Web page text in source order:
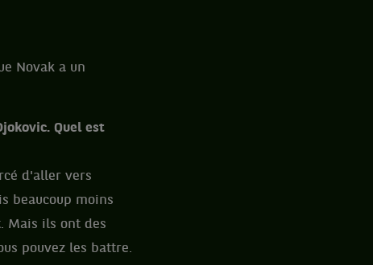
Novak a un
Quel est
d'aller vers
beaucoup moins
Mais ils ont des
pouvez les battre.